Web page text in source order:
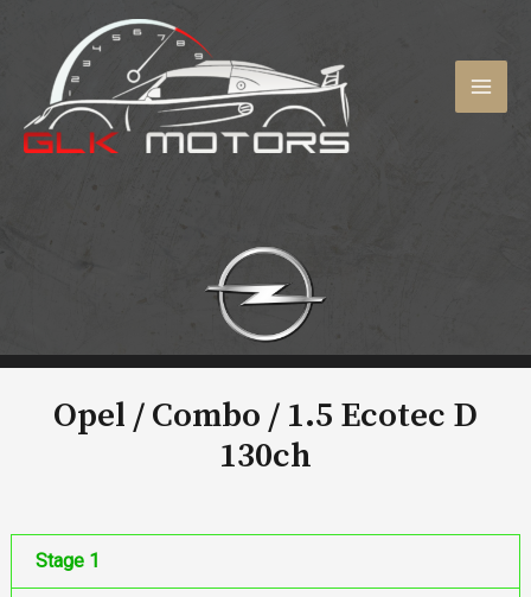
contenu
Opel / Combo / 1.5 Ecotec D
130ch
Stage 1